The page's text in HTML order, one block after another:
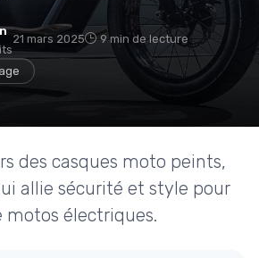
21 mars 2025 9 min de lecture
des casques moto peints,
allie sécurité et style pour
motos électriques.